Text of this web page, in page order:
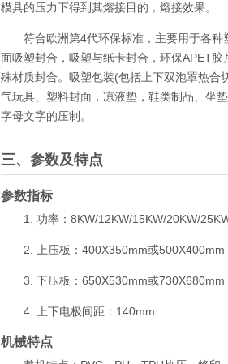
模具的压力下得到其熔接目的，熔接效果。
符合欧洲第4代环保标准，主要用于各种
面吸塑封合，吸塑与纸卡封合，环保APET
殊材质封合。吸塑包装(包括上下双泡罩热合
气玩具、塑料封面，凉液垫，鞋类制品、坐
字母文字的压制。
三、参数及特点
参数指标
1. 功率：8KW/12KW/15KW/20KW/
2. 上压板：400X350mm或500X400mm
3. 下压板：650X530mm或730X680mm
4. 上下电极间距：140mm
机械特点